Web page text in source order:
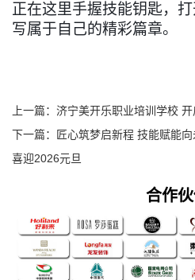
正在这里手握技能钥匙，
写属于自己的精彩篇章。
上一篇： 济宁美开乐职业培训学校
下一篇：
匠心筑梦启新程 技能赋能
喜迎2026元旦
合作